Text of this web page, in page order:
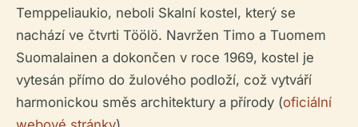
Temppeliaukio, neboli Skalní kostel, který se
nachází ve čtvrti Töölö. Navržen Timo a Tuomem
Suomalainen a dokončen v roce 1969, kostel je
vytesán přímo do žulového podloží, což vytváří
harmonickou směs architektury a přírody (oficiální